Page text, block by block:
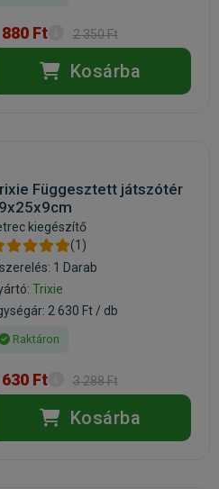
Ft 2 350 Ft
Kosárba
Függesztett játszótér
kiegészítő
(1)
1 Darab
Trixie
2 630 Ft / db
Raktáron
Ft 3 288 Ft
Kosárba